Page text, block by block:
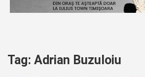
Tag: Adrian Buzuloiu